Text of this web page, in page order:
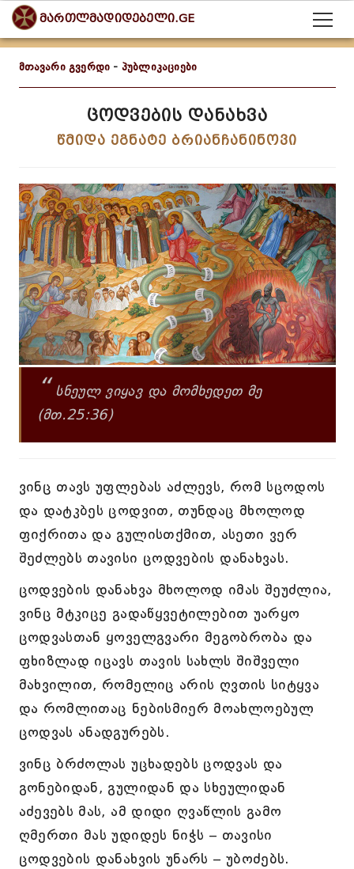
მართლმადიდებელი.GE
მთავარი გვერდი - პუბლიკაციები
ცოდვების დანახვა
წმიდა ეგნატე ბრიანჩანინოვი
“ სნეულ ვიყავ და მომხედეთ მე
(მთ.25:36)
ვინც თავს უფლებას აძლევს, რომ სცოდოს
და დატკბეს ცოდვით, თუნდაც მხოლოდ
ფიქრითა და გულისთქმით, ასეთი ვერ
შეძლებს თავისი ცოდვების დანახვას.
ცოდვების დანახვა მხოლოდ იმას შეუძლია,
ვინც მტკიცე გადაწყვეტილებით უარყო
ცოდვასთან ყოველგვარი მეგობრობა და
ფხიზლად იცავს თავის სახლს შიშველი
მახვილით, რომელიც არის ღვთის სიტყვა
და რომლითაც ნებისმიერ მოახლოებულ
ცოდვას ანადგურებს.
ვინც ბრძოლას უცხადებს ცოდვას და
გონებიდან, გულიდან და სხეულიდან
აძევებს მას, ამ დიდი ღვაწლის გამო
ღმერთი მას უდიდეს ნიჭს – თავისი
ცოდვების დანახვის უნარს – უბოძებს.